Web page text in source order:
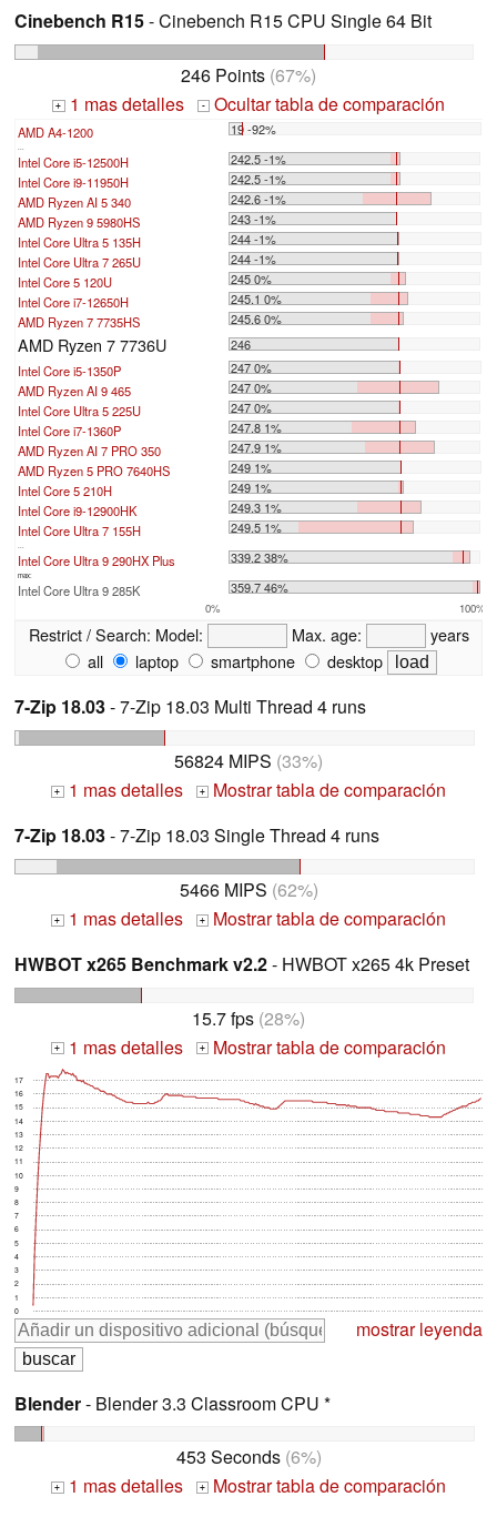
Cinebench R15- Cinebench R15 CPU Single 64 Bit
246 Points (67%)
+ 1 mas detalles - Ocultar tabla de comparación
AMD A4-1200 19 -92%
...
Intel Core i5-12500H
242.5 -1%
Intel Core i9-11950H
242.5 -1%
AMD Ryzen AI 5 340
242.6 -1%
AMD Ryzen 9 5980HS
243 -1%
Intel Core Ultra 5 135H
244 -1%
Intel Core Ultra 7 265U
244 -1%
Intel Core 5 120U
245 0%
Intel Core i7-12650H
245.1 0%
AMD Ryzen 7 7735HS
245.6 0%
AMD Ryzen 7 7736U
246
Intel Core i5-1350P
247 0%
AMD Ryzen AI 9 465
247 0%
Intel Core Ultra 5 225U
247 0%
Intel Core i7-1360P
247.8 1%
AMD Ryzen AI 7 PRO 350
247.9 1%
AMD Ryzen 5 PRO 7640HS
249 1%
Intel Core 5 210H
249 1%
Intel Core i9-12900HK
249.3 1%
Intel Core Ultra 7 155H
249.5 1%
...
Intel Core Ultra 9 290HX Plus 339.2 38%
max:
Intel Core Ultra 9 285K 359.7 46%
0% 100%
Restrict / Search: Model: Max. age:
years
all
laptop smartphone desktop
7-Zip 18.03- 7-Zip 18.03 Multi Thread 4 runs
56824 MIPS (33%)
+ 1 mas detalles +
Mostrar tabla de comparación
7-Zip 18.03- 7-Zip 18.03 Single Thread 4 runs
5466 MIPS (62%)
+ 1 mas detalles +
Mostrar tabla de comparación
HWBOT x265 Benchmark v2.2- HWBOT x265 4k Preset
15.7 fps (28%)
+ 1 mas detalles + Mostrar tabla de comparación
0
1
2
3
4
5
6
7
8
9
10
11
12
13
14
15
16
17
mostrar leyenda
Blender- Blender 3.3 Classroom CPU *
453 Seconds(6%)
+ 1 mas detalles +
Mostrar tabla de comparación